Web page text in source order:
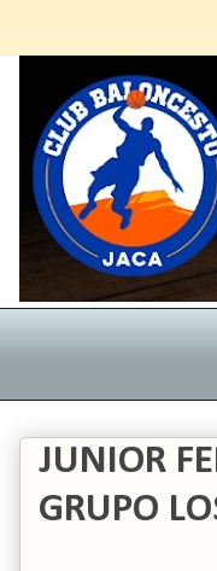
JUNIOR
GRUPO